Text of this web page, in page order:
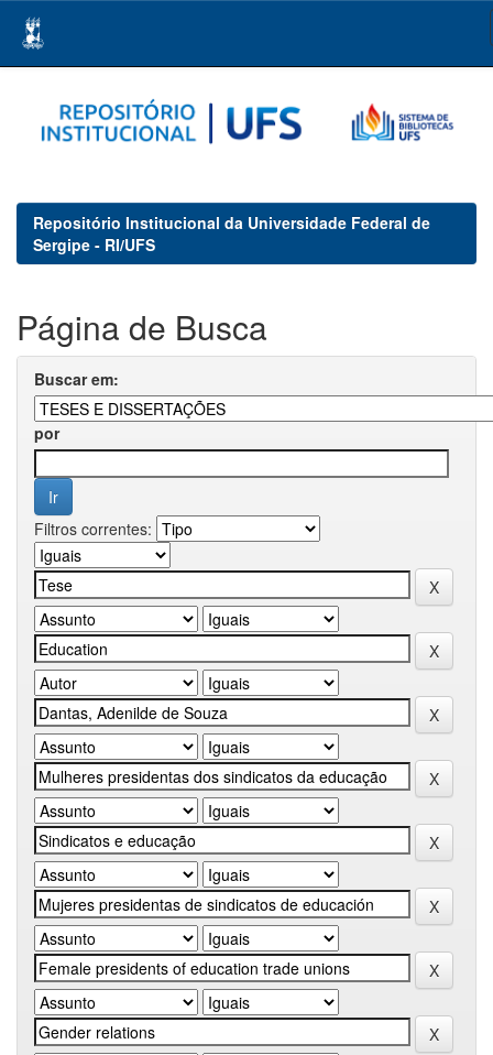
navigation
Repositório Institucional da Universidade Federal de
Sergipe - RI/UFS
Página de Busca
Buscar em:
por
Filtros correntes: